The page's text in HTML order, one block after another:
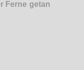
Ferne getan